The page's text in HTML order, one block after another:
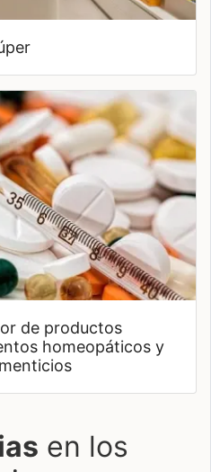
homeopáticos y
en los